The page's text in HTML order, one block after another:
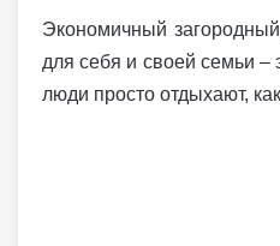
Экономичный
для себя и своей семьи –
люди просто отдыхают,